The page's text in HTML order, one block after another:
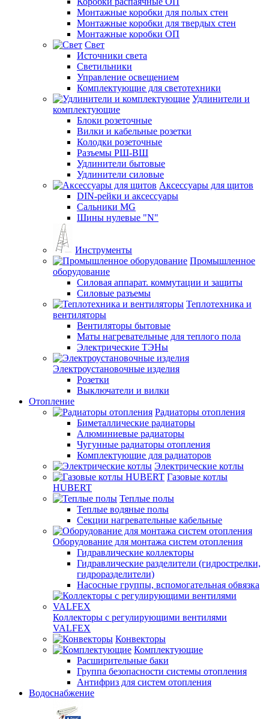
Монтажные коробки для полых стен
Монтажные коробки для твердых стен
Монтажные коробки ОП
Свет
Источники света
Светильники
Управление освещением
Комплектующие для светотехники
Удлинители и
комплектующие
Блоки розеточные
Вилки и кабельные розетки
Колодки розеточные
Разъемы РШ-ВШ
Удлинители бытовые
Удлинители силовые
Аксессуары для щитов
DIN-рейки и аксессуары
Сальники MG
Шины нулевые "N"
Инструменты
Промышленное
оборудование
Силовая аппарат. коммутации и защиты
Силовые разъемы
Теплотехника и
вентиляторы
Вентиляторы бытовые
Маты нагревательные для теплого пола
Электрические ТЭНы
Электроустановочные изделия
Розетки
Выключатели и вилки
Отопление
Радиаторы отопления
Биметаллические радиаторы
Алюминиевые радиаторы
Чугунные радиаторы отопления
Комплектующие для радиаторов
Электрические котлы
Газовые котлы
HUBERT
Теплые полы
Теплые водяные полы
Секции нагревательные кабельные
Оборудование для монтажа систем отопления
Гидравлические коллекторы
Гидравлические разделители (гидрострелки,
гидроразделители)
Насосные группы, вспомогательная обвязка
Коллекторы с регулирующими вентилями
VALFEX
Конвекторы
Комплектующие
Расширительные баки
Группа безопасности системы отопления
Антифриз для систем отопления
Водоснабжение